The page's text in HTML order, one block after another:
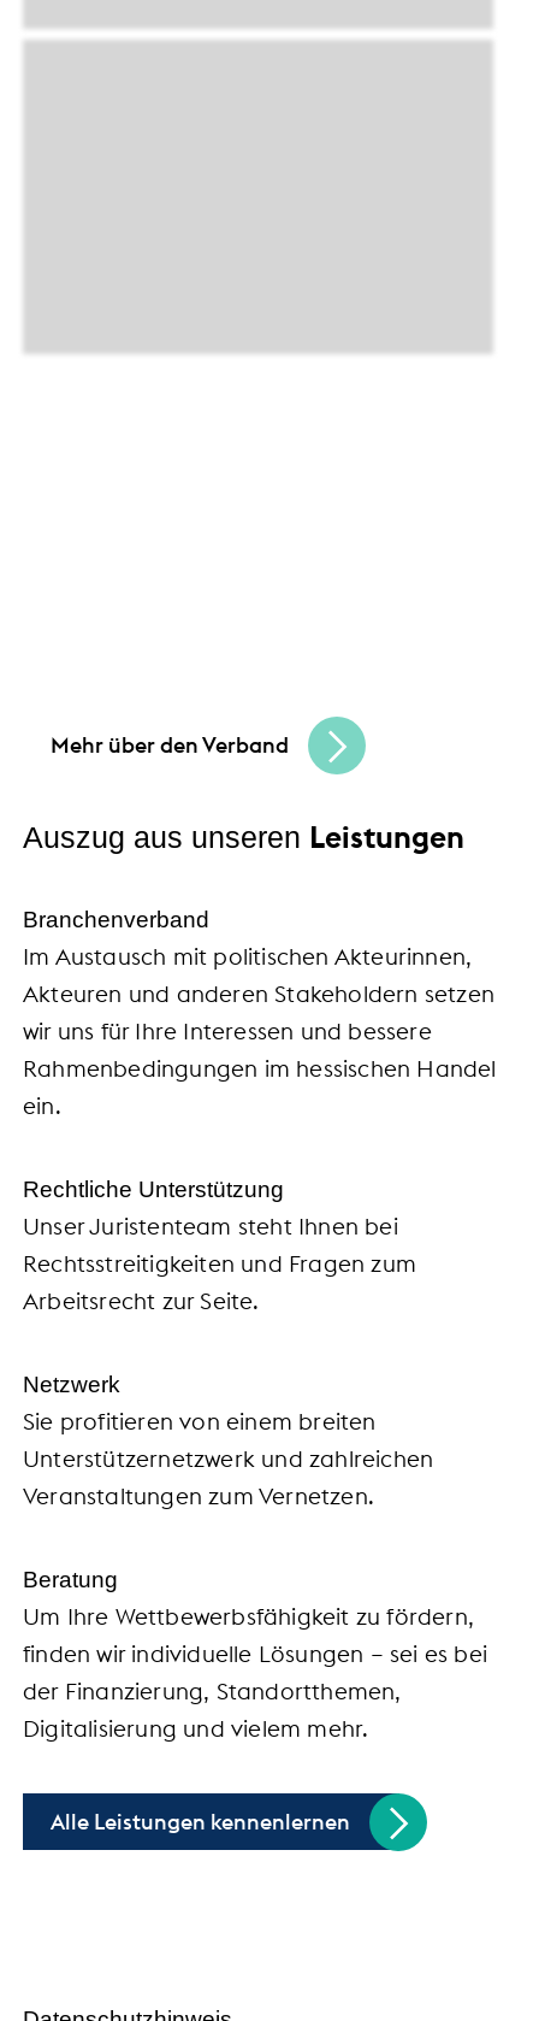
Mehr über den Verband
Auszug aus unseren Leistungen
Branchenverband
Im Austausch mit politischen Akteurinnen,
Akteuren und anderen Stakeholdern setzen
wir uns für Ihre Interessen und bessere
Rahmenbedingungen im hessischen Handel
ein.
Rechtliche Unterstützung
Unser Juristenteam steht Ihnen bei
Rechtsstreitigkeiten und Fragen zum
Arbeitsrecht zur Seite.
Netzwerk
Sie profitieren von einem breiten
Unterstützernetzwerk und zahlreichen
Veranstaltungen zum Vernetzen.
Beratung
Um Ihre Wettbewerbsfähigkeit zu fördern,
finden wir individuelle Lösungen – sei es bei
der Finanzierung, Standortthemen,
Digitalisierung und vielem mehr.
Alle Leistungen kennenlernen